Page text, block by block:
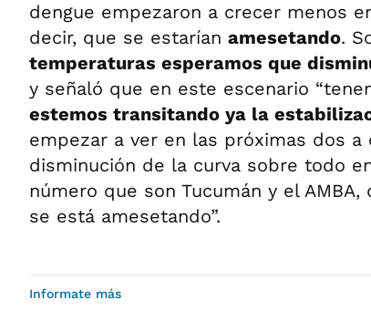
dengue empezaron a crecer menos
decir, que se estarían amesetando.
temperaturas esperamos que
y señaló que en este escenario
estemos transitando ya la
empezar a ver en las próximas dos a
disminución de la curva sobre todo
número que son Tucumán y el
se está amesetando”.
Informate más